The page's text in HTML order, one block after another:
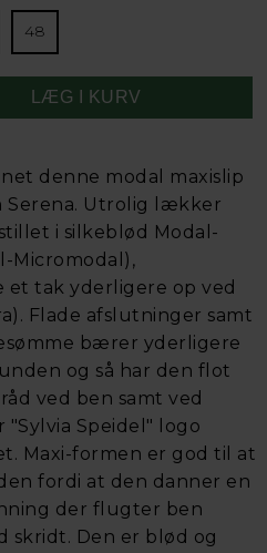
48
denne modal maxislip
Serena. Utrolig lækker
i silkeblød Modal-
Micromodal),
tak yderligere op ved
Flade afslutninger samt
bærer yderligere
og så har den flot
ved ben samt ved
"Sylvia Speidel" logo
Maxi-formen er god til at
fordi at den danner en
der flugter ben
skridt. Den er blød og